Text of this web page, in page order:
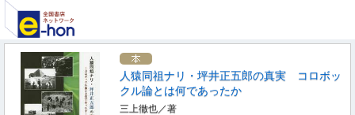
人猿同祖ナリ・坪井正五郎の真実 コロボッ
クル論とは何であったか
三上徹也／著